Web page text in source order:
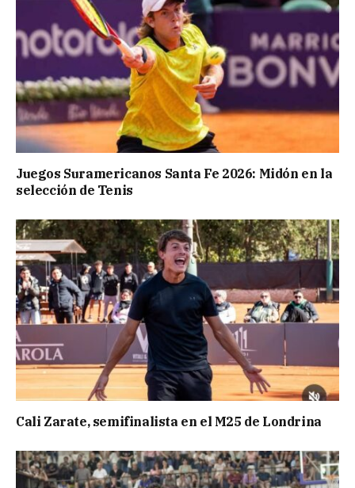
Juegos Suramericanos Santa Fe 2026: Midón en la
selección de Tenis
Cali Zarate, semifinalista en el M25 de Londrina